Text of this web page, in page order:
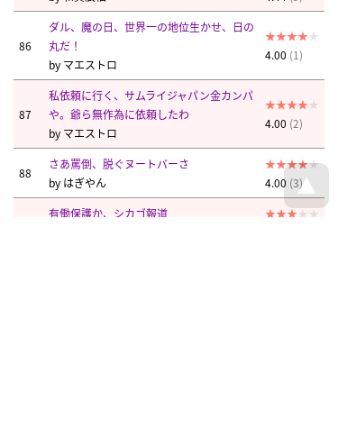
86
ダル、魔の日、世界一の地位生かせ、日の
丸だ！
by マエストロ
4.00 (1)
87
私依頼に行く、サムライジャパン金カンパ
や。爺ら無作為に依頼したわ
by マエストロ
4.00 (2)
88
さあ罵倒、脱ぐヌートバーさ
by はぎやん 4.00 (3)
有働保護か、シカゴ報道